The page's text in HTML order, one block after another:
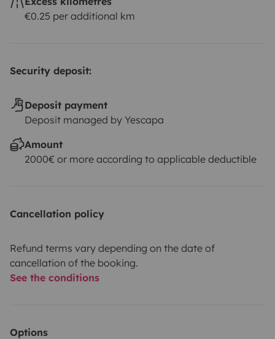
€0.25 per additional km
Security deposit:
Deposit payment
Deposit managed by Yescapa
Amount
2000€ or more according to applicable deductible
Cancellation policy
Refund terms vary depending on the date of
cancellation of the booking.
See the conditions
Options